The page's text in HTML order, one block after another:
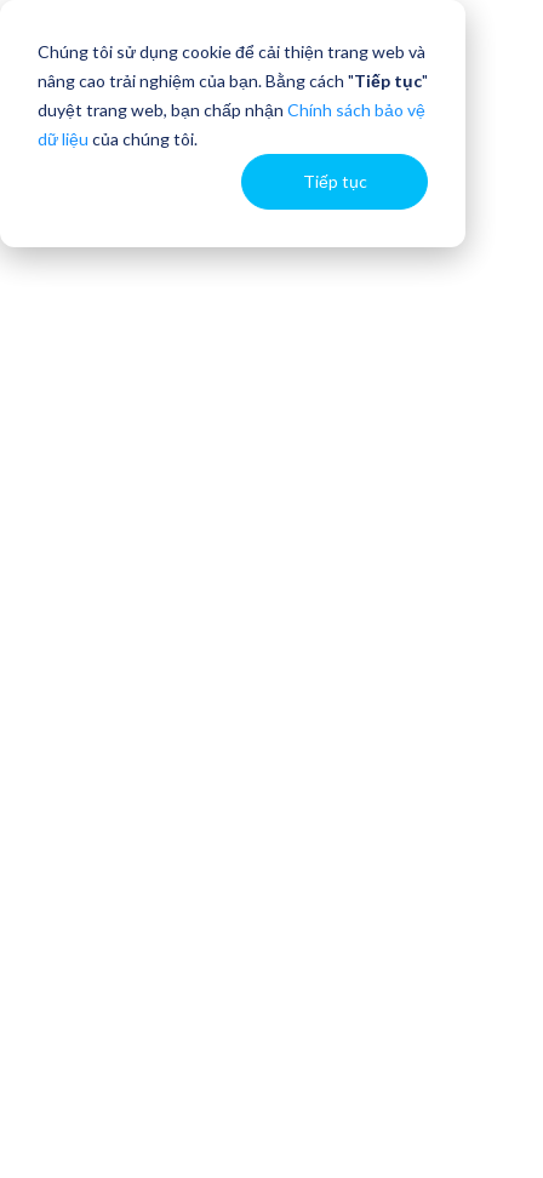
Chúng tôi sử dụng cookie để cải thiện trang web và
nâng cao trải nghiệm của bạn. Bằng cách "Tiếp tục"
duyệt trang web, bạn chấp nhận Chính sách bảo vệ
dữ liệu của chúng tôi.
Tiếp tục